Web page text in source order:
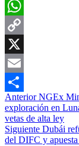
Facebook
WhatsApp
Copy
Link
X
Email
Compartir
Navegación
de
entradas
AnteriorNGEx
exploración en
vetas de alta ley
Siguiente Dubái
del DIFC y